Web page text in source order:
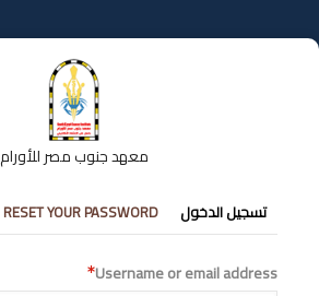
إلى
المحتوى
معهد جنوب مصر للأورام
التبويبات
الأساسية
تسجيل الدخول RESET YOUR PASSWORD
Username or email address